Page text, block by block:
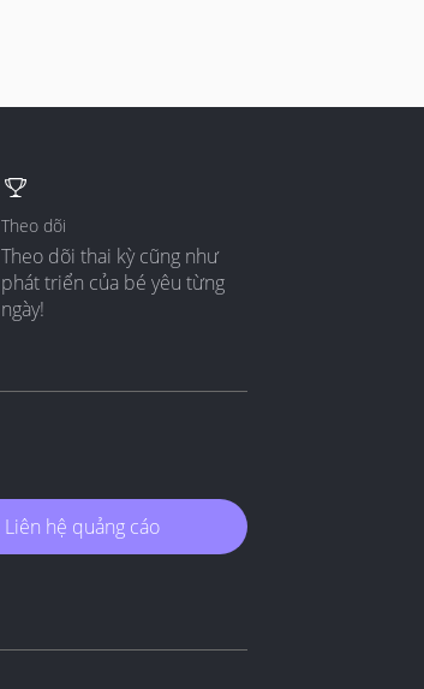
Theo dõi
Theo dõi thai kỳ cũng như
phát triển của bé yêu từng
ngày!
Liên hệ quảng cáo